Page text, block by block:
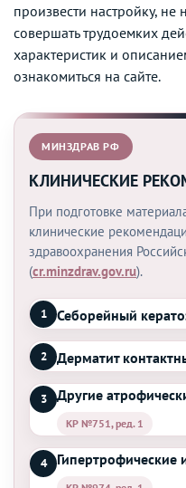
произвести настройку, не
совершать трудоемких
характеристик и
ознакомиться на сайте.
МИНЗДРАВ РФ
КЛИНИЧЕСКИЕ
При подготовке
клинические
здравоохранения
(cr.minzdrav.gov.ru).
1 Себорейный
2 Дерматит
3 Другие
КР №751, ред. 1
4 Гипертрофические